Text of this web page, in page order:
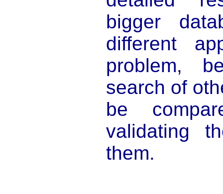
bigger
different
problem,
search of
be
validating
them.